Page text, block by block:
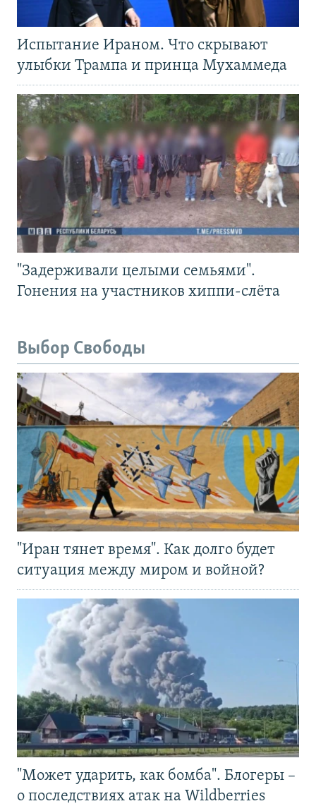
Испытание Ираном. Что скрывают
улыбки Трампа и принца Мухаммеда
"Задерживали целыми семьями".
Гонения на участников хиппи-слёта
Выбор Свободы
"Иран тянет время". Как долго будет
ситуация между миром и войной?
"Может ударить, как бомба". Блогеры –
о последствиях атак на Wildberries